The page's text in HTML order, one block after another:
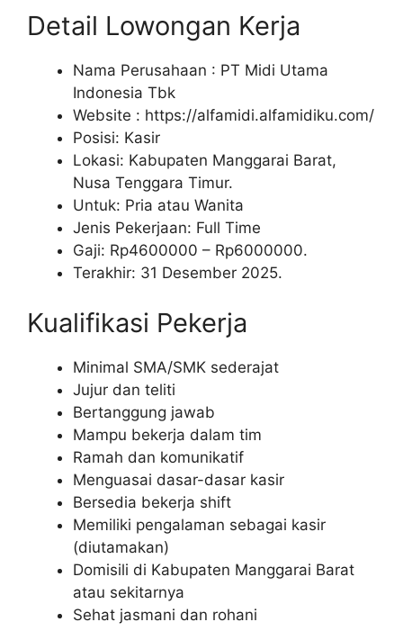
Detail Lowongan Kerja
Nama Perusahaan : PT Midi Utama
Indonesia Tbk
Website : https://alfamidi.alfamidiku.com/
Posisi: Kasir
Lokasi: Kabupaten Manggarai Barat,
Nusa Tenggara Timur.
Untuk: Pria atau Wanita
Jenis Pekerjaan: Full Time
Gaji: Rp4600000 – Rp6000000.
Terakhir: 31 Desember 2025.
Kualifikasi Pekerja
Minimal SMA/SMK sederajat
Jujur dan teliti
Bertanggung jawab
Mampu bekerja dalam tim
Ramah dan komunikatif
Menguasai dasar-dasar kasir
Bersedia bekerja shift
Memiliki pengalaman sebagai kasir
(diutamakan)
Domisili di Kabupaten Manggarai Barat
atau sekitarnya
Sehat jasmani dan rohani